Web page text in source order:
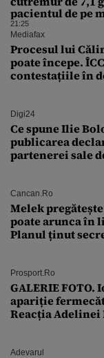
pacientul de pe
cu propriile
21:25
Mediafax
Procesul lui
poate începe.
contestațiile în
Digi24
Ce spune Ilie
publicarea
partenerei sale
Cancan.ro
Melek
poate arunca
Planul ținut
Prosport.ro
GALERIE FOTO.
apariție
Reacția Adelinei
Adevarul